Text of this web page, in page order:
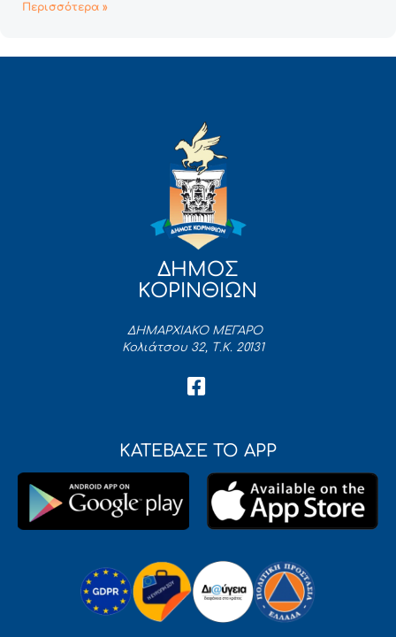
Περισσότερα »
ΔΗΜΟΣ
ΚΟΡΙΝΘΙΩΝ
ΔΗΜΑΡΧΙΑΚΟ ΜΕΓΑΡΟ
Κολιάτσου 32, Τ.Κ. 20131
ΚΑΤΕΒΑΣΕ ΤΟ APP